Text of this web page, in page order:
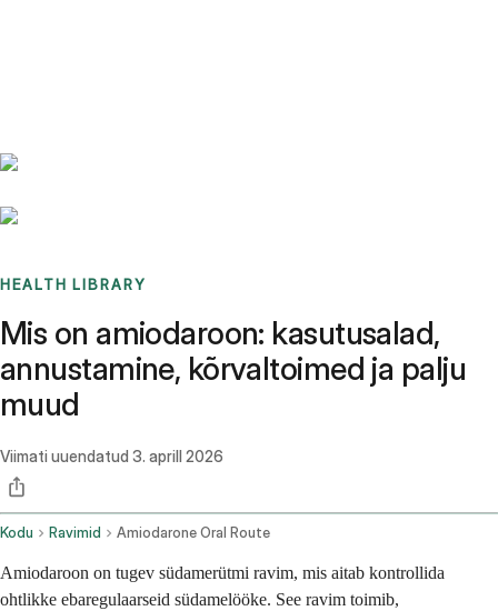
HEALTH LIBRARY
Mis on amiodaroon: kasutusalad,
annustamine, kõrvaltoimed ja palju
muud
Viimati uuendatud 3. aprill 2026
Kodu Ravimid Amiodarone Oral Route
Amiodaroon on tugev südamerütmi ravim, mis aitab kontrollida
ohtlikke ebaregulaarseid südamelööke. See ravim toimib,